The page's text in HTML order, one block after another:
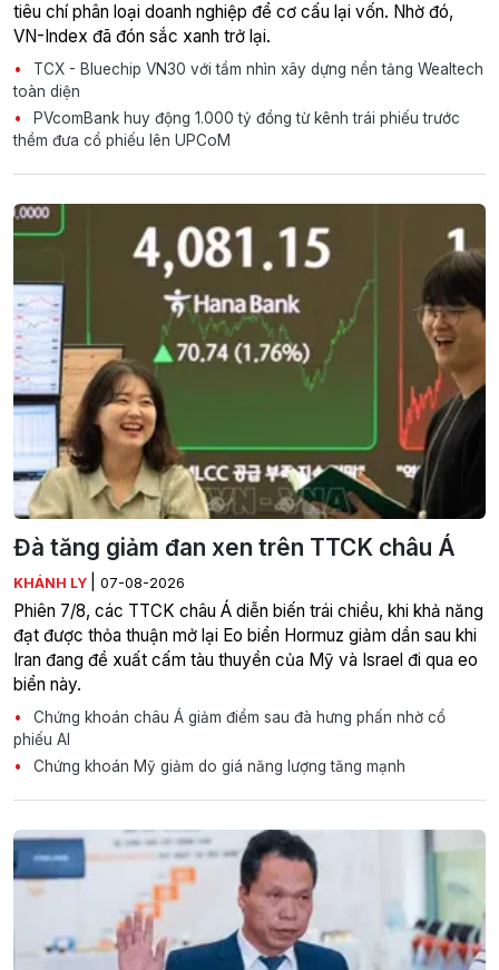
tiêu chí phân loại doanh nghiệp để cơ cấu lại vốn. Nhờ đó,
VN-Index đã đón sắc xanh trở lại.
TCX - Bluechip VN30 với tầm nhìn xây dựng nền tảng Wealtech
toàn diện
PVcomBank huy động 1.000 tỷ đồng từ kênh trái phiếu trước
thềm đưa cổ phiếu lên UPCoM
Đà tăng giảm đan xen trên TTCK châu Á
KHÁNH LY 07-08-2026
Phiên 7/8, các TTCK châu Á diễn biến trái chiều, khi khả năng
đạt được thỏa thuận mở lại Eo biển Hormuz giảm dần sau khi
Iran đang đề xuất cấm tàu thuyền của Mỹ và Israel đi qua eo
biển này.
Chứng khoán châu Á giảm điểm sau đà hưng phấn nhờ cổ
phiếu AI
Chứng khoán Mỹ giảm do giá năng lượng tăng mạnh